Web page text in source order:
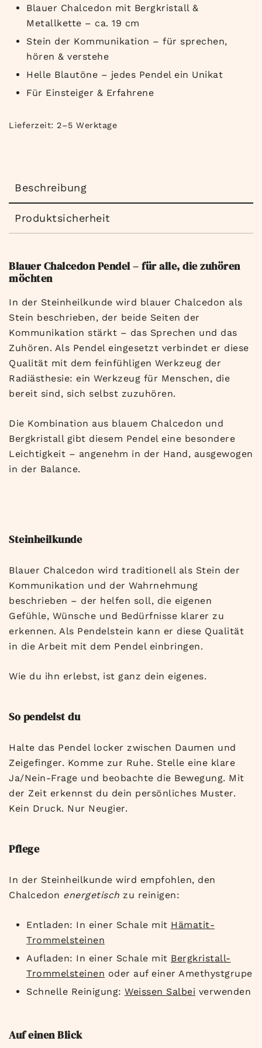
Blauer Chalcedon mit Bergkristall &
Metallkette – ca. 19 cm
Stein der Kommunikation – für sprechen,
hören & verstehe
Helle Blautöne – jedes Pendel ein Unikat
Für Einsteiger & Erfahrene
Lieferzeit: 2–5 Werktage
Beschreibung
Produktsicherheit
Blauer Chalcedon Pendel – für alle, die zuhören
möchten
In der Steinheilkunde wird blauer Chalcedon als
Stein beschrieben, der beide Seiten der
Kommunikation stärkt – das Sprechen und das
Zuhören. Als Pendel eingesetzt verbindet er diese
Qualität mit dem feinfühligen Werkzeug der
Radiästhesie: ein Werkzeug für Menschen, die
bereit sind, sich selbst zuzuhören.
Die Kombination aus blauem Chalcedon und
Bergkristall gibt diesem Pendel eine besondere
Leichtigkeit – angenehm in der Hand, ausgewogen
in der Balance.
Steinheilkunde
Blauer Chalcedon wird traditionell als Stein der
Kommunikation und der Wahrnehmung
beschrieben – der helfen soll, die eigenen
Gefühle, Wünsche und Bedürfnisse klarer zu
erkennen. Als Pendelstein kann er diese Qualität
in die Arbeit mit dem Pendel einbringen.
Wie du ihn erlebst, ist ganz dein eigenes.
So pendelst du
Halte das Pendel locker zwischen Daumen und
Zeigefinger. Komme zur Ruhe. Stelle eine klare
Ja/Nein-Frage und beobachte die Bewegung. Mit
der Zeit erkennst du dein persönliches Muster.
Kein Druck. Nur Neugier.
Pflege
In der Steinheilkunde wird empfohlen, den
Chalcedon energetisch zu reinigen:
Entladen: In einer Schale mit Hämatit-
Trommelsteinen
Aufladen: In einer Schale mit Bergkristall-
Trommelsteinen oder auf einer Amethystgrupe
Schnelle Reinigung: Weissen Salbei verwenden
Auf einen Blick